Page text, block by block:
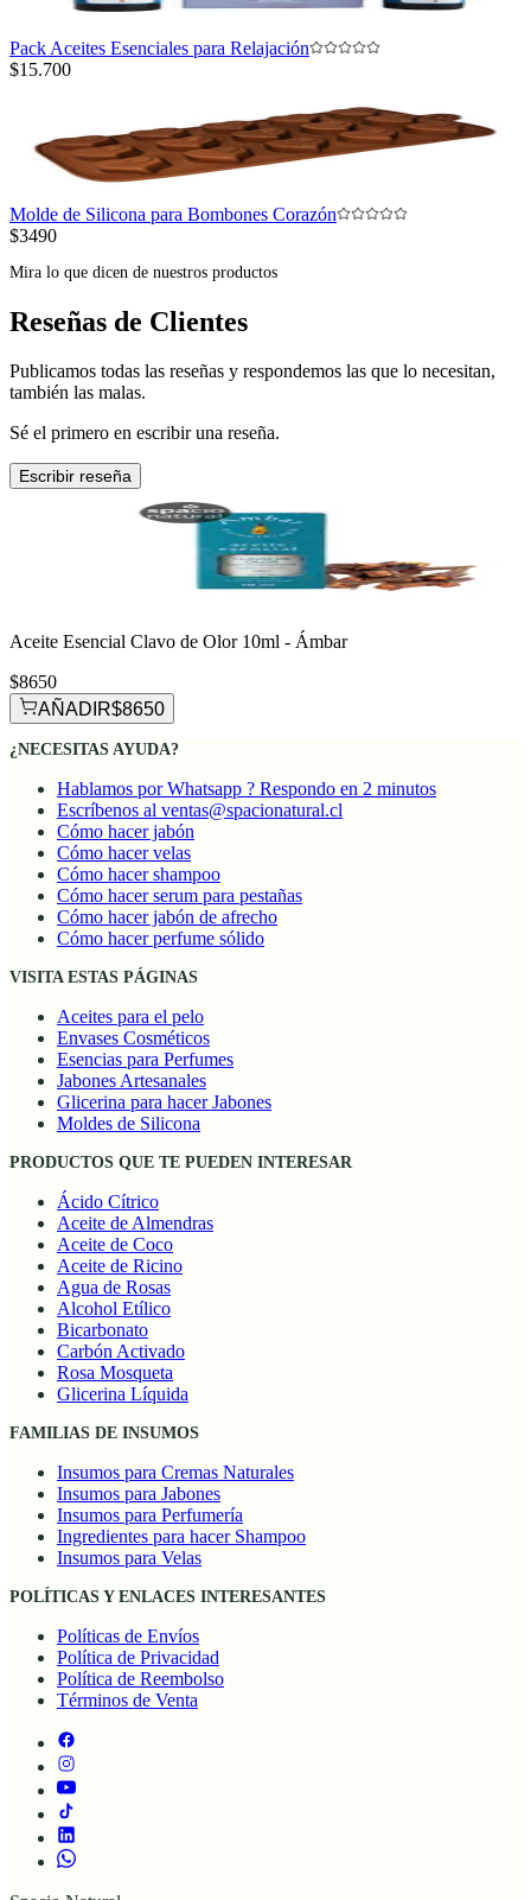
Pack Aceites Esenciales para Relajación
$15.700
Molde de Silicona para Bombones Corazón
$3490
Mira lo que dicen de nuestros productos
Reseñas de Clientes
Publicamos todas las reseñas y respondemos las que lo necesitan,
también las malas.
Sé el primero en escribir una reseña.
Escribir reseña
Aceite Esencial Clavo de Olor 10ml - Ámbar
$8650
AÑADIR$8650
¿NECESITAS AYUDA?
Hablamos por Whatsapp ? Respondo en 2 minutos
Escríbenos al ventas@spacionatural.cl
Cómo hacer jabón
Cómo hacer velas
Cómo hacer shampoo
Cómo hacer serum para pestañas
Cómo hacer jabón de afrecho
Cómo hacer perfume sólido
VISITA ESTAS PÁGINAS
Aceites para el pelo
Envases Cosméticos
Esencias para Perfumes
Jabones Artesanales
Glicerina para hacer Jabones
Moldes de Silicona
PRODUCTOS QUE TE PUEDEN INTERESAR
Ácido Cítrico
Aceite de Almendras
Aceite de Coco
Aceite de Ricino
Agua de Rosas
Alcohol Etílico
Bicarbonato
Carbón Activado
Rosa Mosqueta
Glicerina Líquida
FAMILIAS DE INSUMOS
Insumos para Cremas Naturales
Insumos para Jabones
Insumos para Perfumería
Ingredientes para hacer Shampoo
Insumos para Velas
POLÍTICAS Y ENLACES INTERESANTES
Políticas de Envíos
Política de Privacidad
Política de Reembolso
Términos de Venta